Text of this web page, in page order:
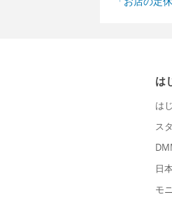
は
は
ス
日
モ